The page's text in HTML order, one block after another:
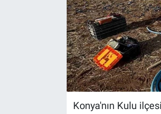
Konya'nın Kulu